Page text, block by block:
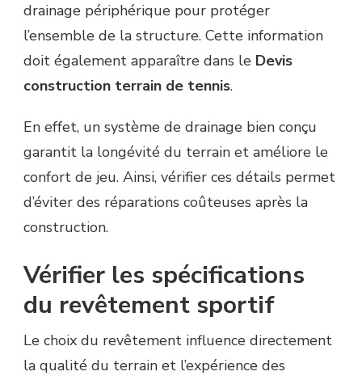
drainage périphérique pour protéger
l’ensemble de la structure. Cette information
doit également apparaître dans le Devis
construction terrain de tennis.
En effet, un système de drainage bien conçu
garantit la longévité du terrain et améliore le
confort de jeu. Ainsi, vérifier ces détails permet
d’éviter des réparations coûteuses après la
construction.
Vérifier les spécifications
du revêtement sportif
Le choix du revêtement influence directement
la qualité du terrain et l’expérience des